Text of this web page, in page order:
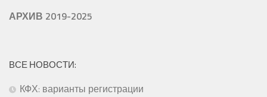
АРХИВ 2019-2025
ВСЕ НОВОСТИ:
КФХ: варианты регистрации